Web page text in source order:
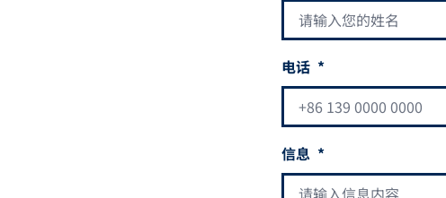
电话 *
信息 *